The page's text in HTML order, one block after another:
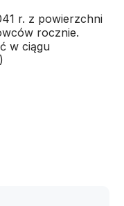
r. z powierzchni
rocznie.
w ciągu